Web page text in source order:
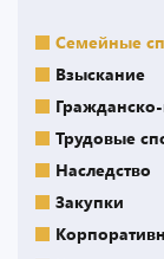
Семейные
Взыскание
Трудовые
Наследство
Закупки